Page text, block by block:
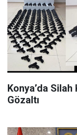
Konya’da Silah
Gözaltı